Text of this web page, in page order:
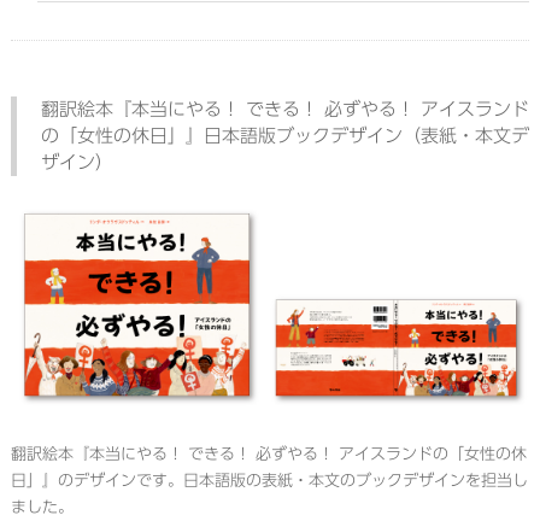
翻訳絵本『本当にやる！ できる！ 必ずやる！ アイスランド
の「女性の休日」』日本語版ブックデザイン（表紙・本文デ
ザイン）
翻訳絵本『本当にやる！ できる！ 必ずやる！ アイスランドの「女性の休
日」』のデザインです。日本語版の表紙・本文のブックデザインを担当し
ました。